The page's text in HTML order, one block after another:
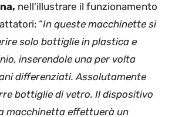
nell’illustrare il funzionamento
“In queste macchinette si
solo bottiglie in plastica e
inserendole una per volta
differenziati. Assolutamente
bottiglie di vetro. Il dispositivo
macchinetta effettuerà un